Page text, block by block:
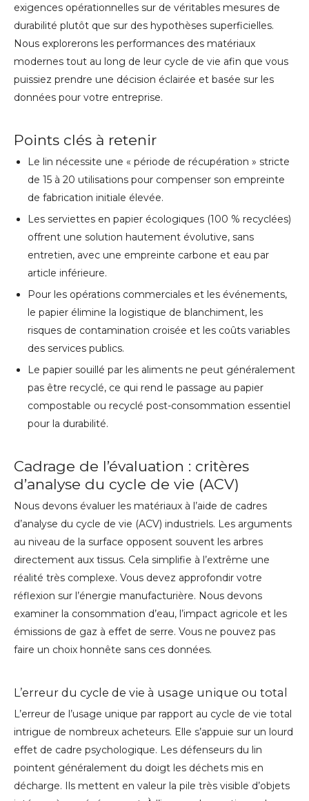
exigences opérationnelles sur de véritables mesures de
durabilité plutôt que sur des hypothèses superficielles.
Nous explorerons les performances des matériaux
modernes tout au long de leur cycle de vie afin que vous
puissiez prendre une décision éclairée et basée sur les
données pour votre entreprise.
Points clés à retenir
Le lin nécessite une « période de récupération » stricte
de 15 à 20 utilisations pour compenser son empreinte
de fabrication initiale élevée.
Les serviettes en papier écologiques (100 % recyclées)
offrent une solution hautement évolutive, sans
entretien, avec une empreinte carbone et eau par
article inférieure.
Pour les opérations commerciales et les événements,
le papier élimine la logistique de blanchiment, les
risques de contamination croisée et les coûts variables
des services publics.
Le papier souillé par les aliments ne peut généralement
pas être recyclé, ce qui rend le passage au papier
compostable ou recyclé post-consommation essentiel
pour la durabilité.
Cadrage de l’évaluation : critères
d’analyse du cycle de vie (ACV)
Nous devons évaluer les matériaux à l’aide de cadres
d’analyse du cycle de vie (ACV) industriels. Les arguments
au niveau de la surface opposent souvent les arbres
directement aux tissus. Cela simplifie à l’extrême une
réalité très complexe. Vous devez approfondir votre
réflexion sur l’énergie manufacturière. Nous devons
examiner la consommation d’eau, l’impact agricole et les
émissions de gaz à effet de serre. Vous ne pouvez pas
faire un choix honnête sans ces données.
L’erreur du cycle de vie à usage unique ou total
L’erreur de l’usage unique par rapport au cycle de vie total
intrigue de nombreux acheteurs. Elle s’appuie sur un lourd
effet de cadre psychologique. Les défenseurs du lin
pointent généralement du doigt les déchets mis en
décharge. Ils mettent en valeur la pile très visible d’objets